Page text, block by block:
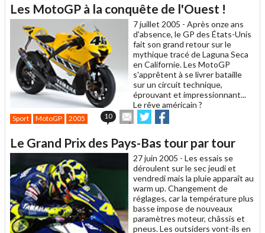
à
un
Les MotoGP à la conquête de l'Ouest !
7 juillet 2005 - Après onze ans
d'absence, le GP des États-Unis
fait son grand retour sur le
mythique tracé de Laguna Seca
en Californie. Les MotoGP
s'apprêtent à se livrer bataille
sur un circuit technique,
éprouvant et impressionnant...
Le rêve américain ?
Sport MotoGP 2005 10
Envoyer
cet
à
un
Partager
sur sur
Le Grand Prix des Pays-Bas tour par tour
27 juin 2005 - Les essais se
déroulent sur le sec jeudi et
vendredi mais la pluie apparaît au
warm up. Changement de
réglages, car la température plus
basse impose de nouveaux
paramètres moteur, châssis et
pneus. Les outsiders vont-ils en